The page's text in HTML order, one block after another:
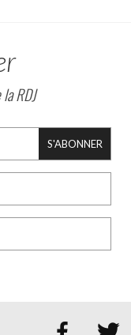
RDJ
S'ABONNER